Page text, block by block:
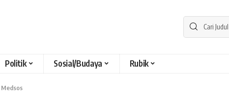
Politik Sosial/Budaya Rubik